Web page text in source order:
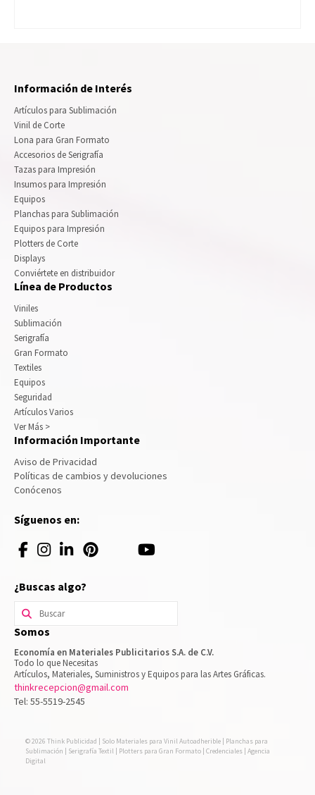
Información de Interés
Artículos para Sublimación
Vinil de Corte
Lona para Gran Formato
Accesorios de Serigrafía
Tazas para Impresión
Insumos para Impresión
Equipos
Planchas para Sublimación
Equipos para Impresión
Plotters de Corte
Displays
Conviértete en distribuidor
Línea de Productos
Viniles
Sublimación
Serigrafía
Gran Formato
Textiles
Equipos
Seguridad
Artículos Varios
Ver Más >
Información Importante
Aviso de Privacidad
Políticas de cambios y devoluciones
Conócenos
Síguenos en:
¿Buscas algo?
Buscar
por:
Somos
Economía en Materiales Publicitarios S.A. de C.V.
Todo lo que Necesitas
Artículos, Materiales, Suministros y Equipos para las Artes Gráficas.
thinkrecepcion@gmail.com
Tel: 55-5519-2545
© 2026 Think Publicidad | Solo Materiales para Vinil Autoadherible | Planchas para
Sublimación | Serigrafía Textil | Plotters para Gran Formato | Credenciales | Agencia
Digital